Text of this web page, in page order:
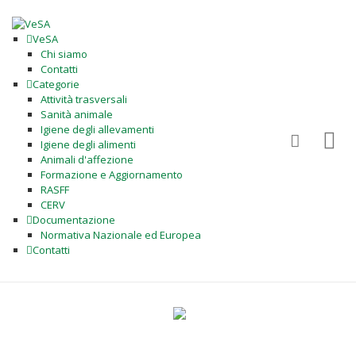
VeSA
Chi siamo
Contatti
Categorie
Attività trasversali
Sanità animale
Igiene degli allevamenti
Igiene degli alimenti
Animali d'affezione
Formazione e Aggiornamento
RASFF
CERV
Documentazione
Normativa Nazionale ed Europea
Contatti